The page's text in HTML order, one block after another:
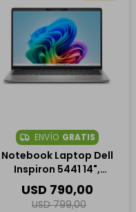
ENVÍO GRATIS
Notebook Laptop Dell
Inspiron 5441 14",
Qualcomm Snapdragon
X Plus, 16GB RAM, 1TB SSD
USD 790,00
USD 799,00